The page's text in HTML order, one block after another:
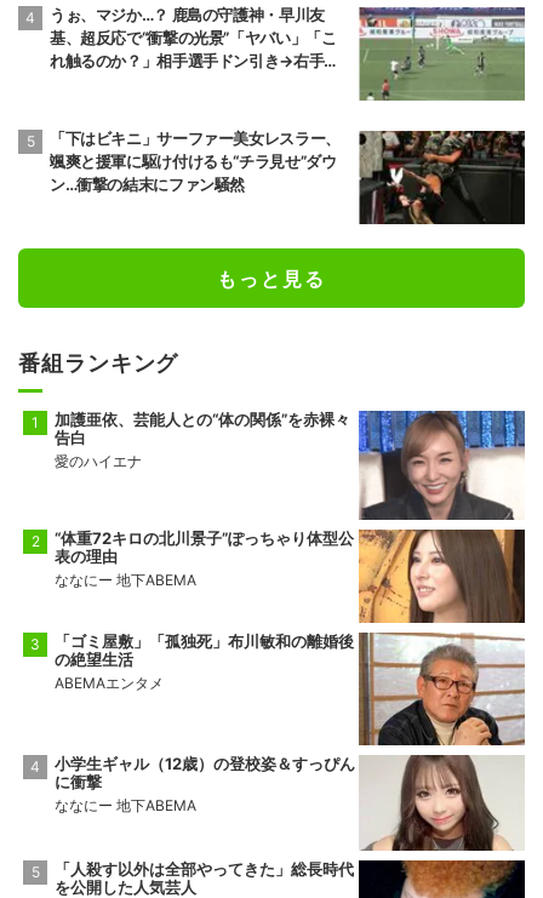
うぉ、マジか…？ 鹿島の守護神・早川友
基、超反応で“衝撃の光景”「ヤバい」「こ
れ触るのか？」相手選手ドン引き→右手一
「下はビキニ」サーファー美女レスラー、
颯爽と援軍に駆け付けるも“チラ見せ”ダウ
ン…衝撃の結末にファン騒然
もっと見る
番組ランキング
加護亜依、芸能人との“体の関係”を赤裸々
告白
愛のハイエナ
“体重72キロの北川景子”ぽっちゃり体型公
表の理由
ななにー 地下ABEMA
「ゴミ屋敷」「孤独死」布川敏和の離婚後
の絶望生活
ABEMAエンタメ
小学生ギャル（12歳）の登校姿＆すっぴん
に衝撃
ななにー 地下ABEMA
「人殺す以外は全部やってきた」総長時代
を公開した人気芸人